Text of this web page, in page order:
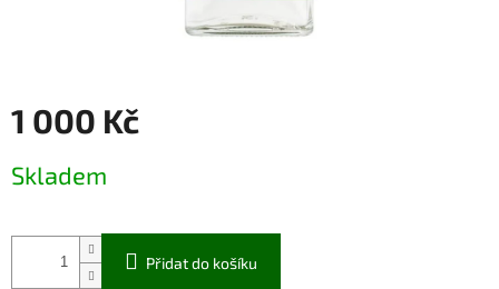
1 000 Kč
cena:
Skladem
Přidat do košíku